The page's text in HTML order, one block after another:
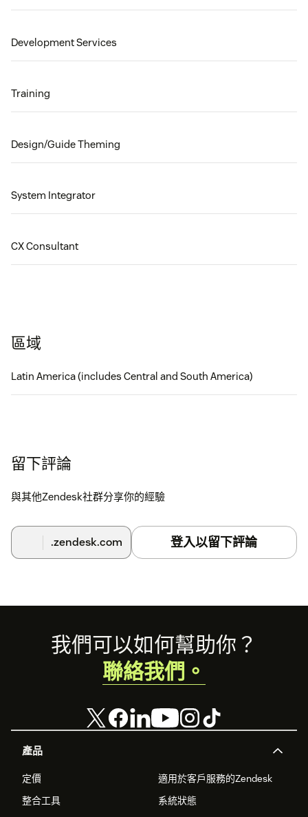
Development Services
Training
Design/Guide Theming
System Integrator
CX Consultant
區域
Latin America (includes Central and South America)
留下評論
與其他Zendesk社群分享你的經驗
.zendesk.com 登入以留下評論
Footer
產品
定價
適用於客戶服務的Zendesk
整合工具
系統狀態
我們可以如何幫助你？
聯絡我們。